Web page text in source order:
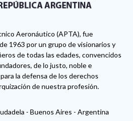
Aeronáutico (APTA), fue
1963 por un grupo de visionarios y
de todas las edades, convencidos
de lo justo, noble e
la defensa de los derechos
de nuestra profesión.
- Buenos Aires - Argentina